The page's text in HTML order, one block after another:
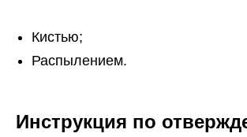
Кистью;
Распылением.
Инструкция по